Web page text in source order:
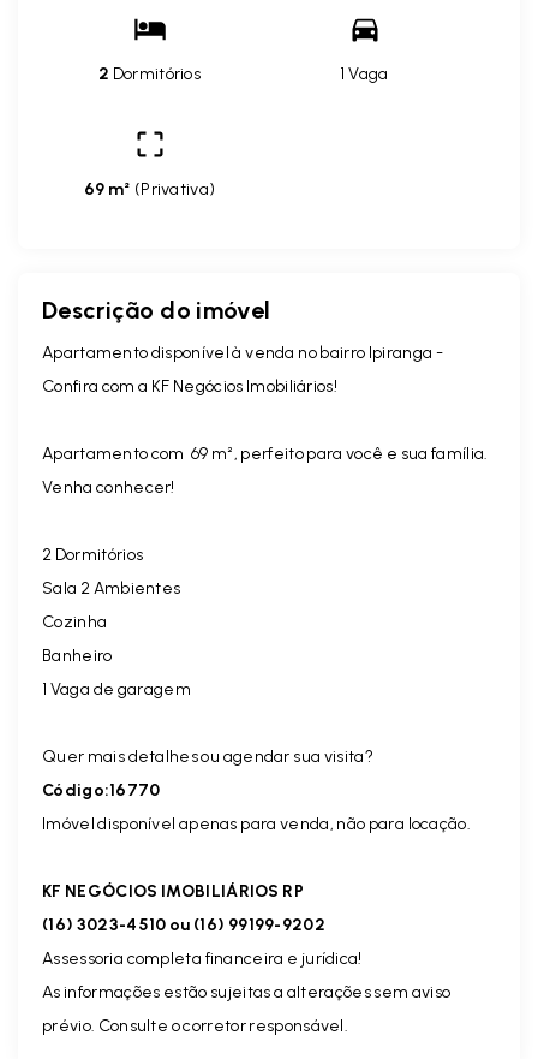
2 Dormitórios 1 Vaga
69 m² (Privativa)
Descrição do imóvel
Apartamento disponível à venda no bairro Ipiranga -
Confira com a KF Negócios Imobiliários!
Apartamento com 69 m², perfeito para você e sua família.
Venha conhecer!
2 Dormitórios
Sala 2 Ambientes
Cozinha
Banheiro
1 Vaga de garagem
Quer mais detalhes ou agendar sua visita?
Código:16770
Imóvel disponível apenas para venda, não para locação.
KF NEGÓCIOS IMOBILIÁRIOS RP
(16) 3023-4510 ou (16) 99199-9202
Assessoria completa financeira e jurídica!
As informações estão sujeitas a alterações sem aviso
prévio. Consulte o corretor responsável.